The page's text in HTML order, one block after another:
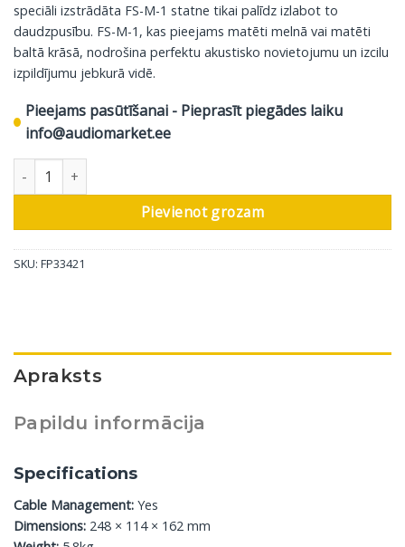
speciāli izstrādāta FS-M-1 statne tikai palīdz izlabot to
daudzpusību. FS-M-1, kas pieejams matēti melnā vai matēti
baltā krāsā, nodrošina perfektu akustisko novietojumu un izcilu
izpildījumu jebkurā vidē.
Pieejams pasūtīšanai - Pieprasīt piegādes laiku
info@audiomarket.ee
Bowers & Wilkins skaļruņu statne FS — M-1, matēta balta, 2
Pievienot grozam
SKU: FP33421
Apraksts
Papildu informācija
Specifications
Cable Management: Yes
Dimensions: 248 × 114 × 162 mm